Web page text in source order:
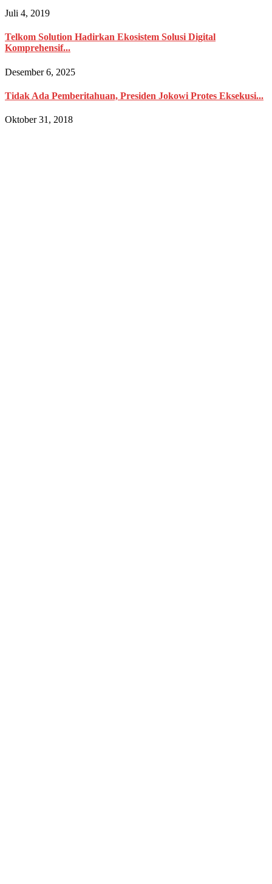
Juli 4, 2019
Telkom Solution Hadirkan Ekosistem Solusi Digital
Komprehensif...
Desember 6, 2025
Tidak Ada Pemberitahuan, Presiden Jokowi Protes Eksekusi...
Oktober 31, 2018